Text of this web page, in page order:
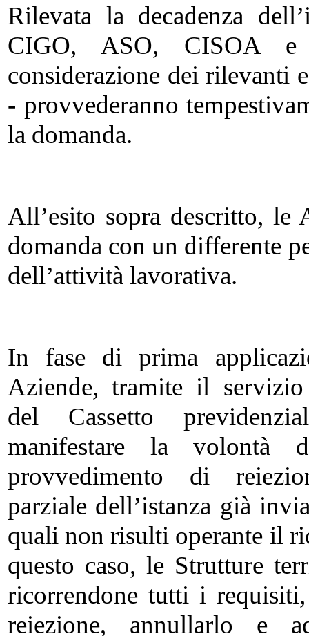
Rilevata la decadenza
CIGO, ASO, CISOA
considerazione dei rilevanti
- provvederanno
la domanda.
All’esito sopra descritto, le
domanda con un differente
dell’attività lavorativa.
In fase di prima
Aziende, tramite il servizio
del Cassetto
manifestare la volontà
provvedimento di
parziale dell’istanza già
quali non risulti operante il
questo caso, le Strutture
ricorrendone tutti i
reiezione, annullarlo e